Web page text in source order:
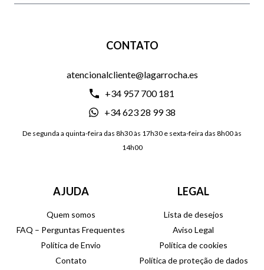
CONTATO
atencionalcliente@lagarrocha.es
+34 957 700 181
+34 623 28 99 38
De segunda a quinta-feira das 8h30 às 17h30 e sexta-feira das 8h00 às
14h00
AJUDA
Quem somos
FAQ – Perguntas Frequentes
Política de Envio
Contato
LEGAL
Lista de desejos
Aviso Legal
Política de cookies
Política de proteção de dados